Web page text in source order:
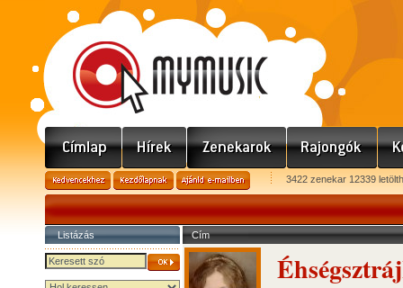
3422 zenekar 12339
Listázás Cím